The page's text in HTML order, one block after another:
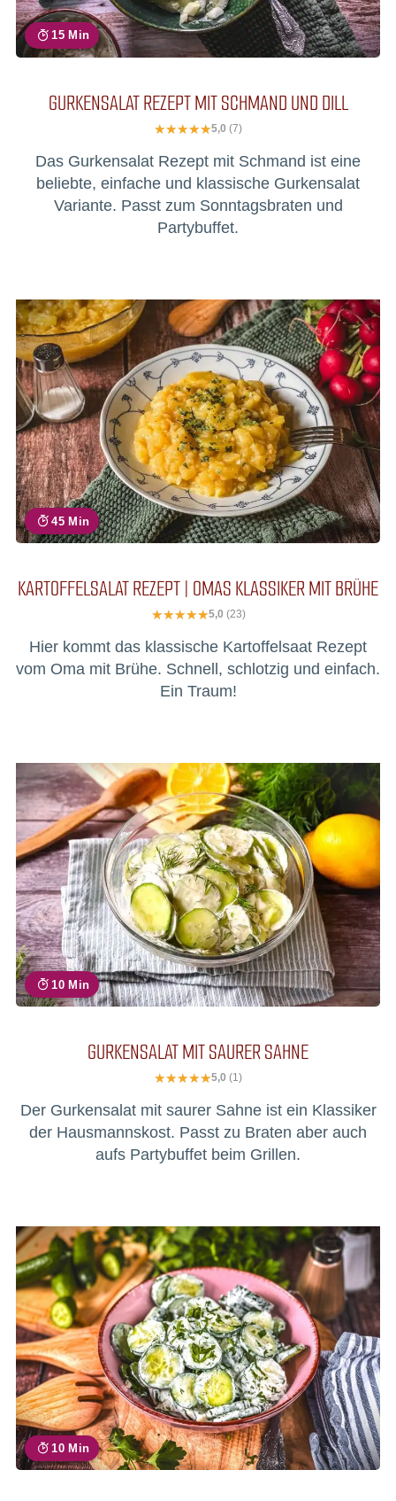
15 Min
GURKENSALAT REZEPT MIT SCHMAND UND DILL
5,0 (7)
Das Gurkensalat Rezept mit Schmand ist eine
beliebte, einfache und klassische Gurkensalat
Variante. Passt zum Sonntagsbraten und
Partybuffet.
45 Min
KARTOFFELSALAT REZEPT | OMAS KLASSIKER MIT BRÜHE
5,0 (23)
Hier kommt das klassische Kartoffelsaat Rezept
vom Oma mit Brühe. Schnell, schlotzig und einfach.
Ein Traum!
10 Min
GURKENSALAT MIT SAURER SAHNE
5,0 (1)
Der Gurkensalat mit saurer Sahne ist ein Klassiker
der Hausmannskost. Passt zu Braten aber auch
aufs Partybuffet beim Grillen.
10 Min